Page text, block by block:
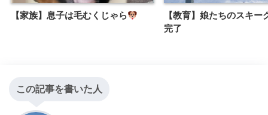
【家族】息子は毛むくじゃら
【教育】娘たちのスキー
完了
この記事を書いた人